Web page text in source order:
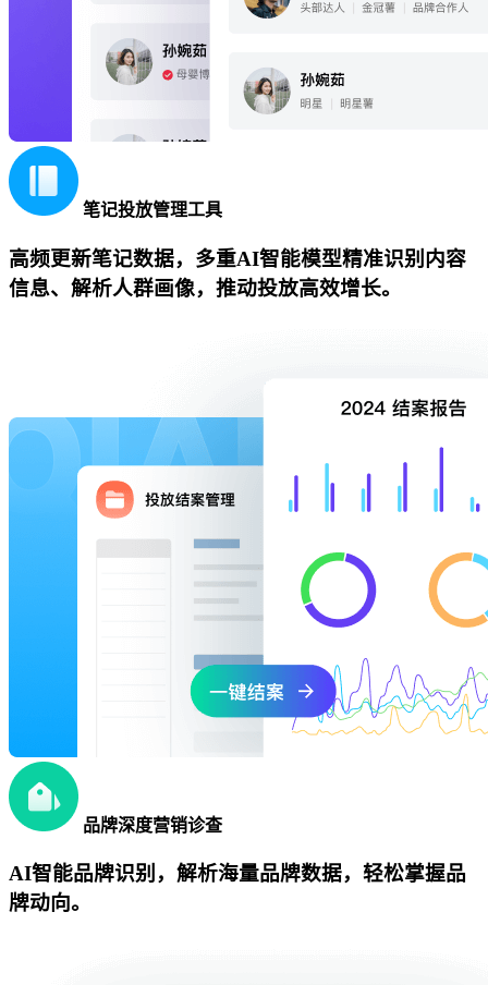
笔记投放管理工具
高频更新笔记数据，多重AI智能模型精准识别内容
信息、解析人群画像，推动投放高效增长。
品牌深度营销诊查
AI智能品牌识别，解析海量品牌数据，轻松掌握品
牌动向。